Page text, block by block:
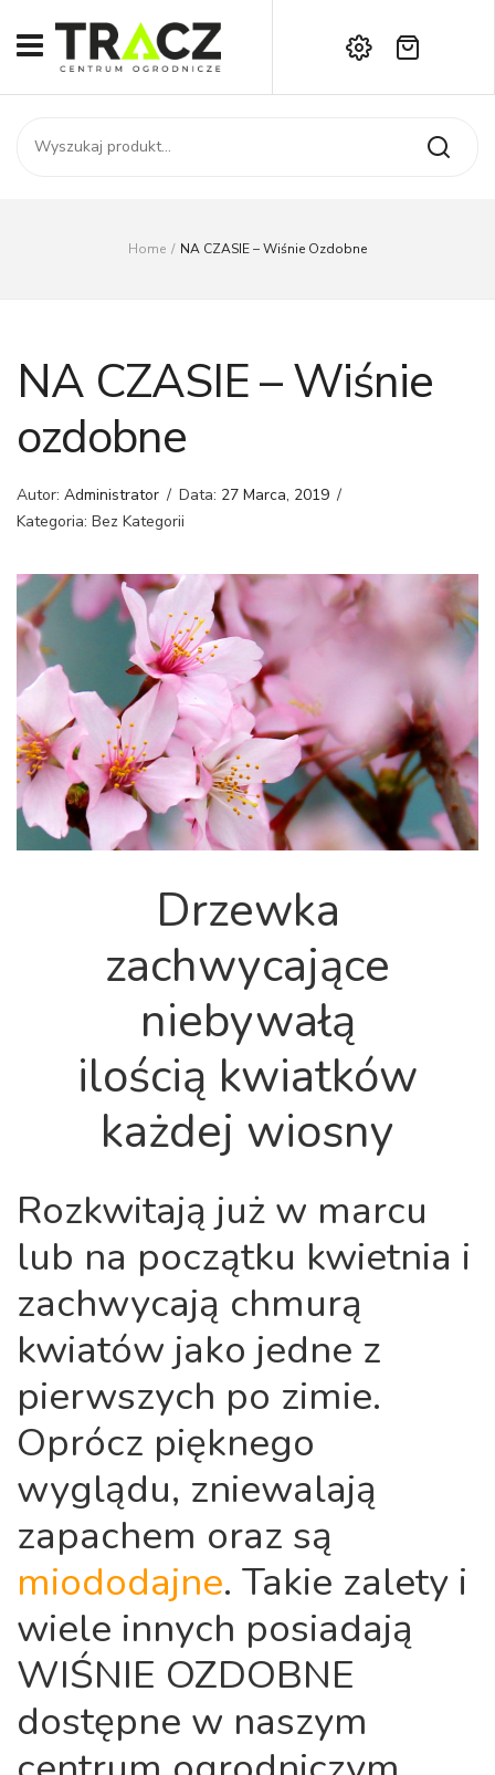
START
SKLEP
Brak produktów w koszyku.
Home / NA CZASIE – Wiśnie Ozdobne
NA CZASIE – Wiśnie
ozdobne
Autor: Administrator / Data: 27 Marca, 2019 /
Kategoria: Bez Kategorii
Drzewka
zachwycające
niebywałą
ilością kwiatków
każdej wiosny
Rozkwitają już w marcu
lub na początku kwietnia i
zachwycają chmurą
kwiatów jako jedne z
pierwszych po zimie.
Oprócz pięknego
wyglądu, zniewalają
zapachem oraz są
miododajne. Takie zalety i
wiele innych posiadają
WIŚNIE OZDOBNE
dostępne w naszym